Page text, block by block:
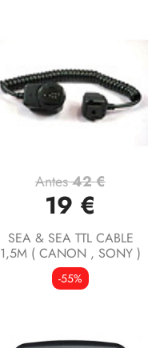
Antes42 €
19 €
SEA & SEA TTL CABLE
1,5M ( CANON , SONY )
-55%